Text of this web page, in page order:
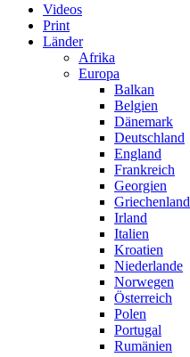
Videos
Print
Länder
Afrika
Europa
Balkan
Belgien
Dänemark
Deutschland
England
Frankreich
Georgien
Griechenland
Irland
Italien
Kroatien
Niederlande
Norwegen
Österreich
Polen
Portugal
Rumänien